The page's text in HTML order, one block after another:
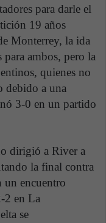
para darle el
19 años
Monterrey, la ida
ambos, pero la
quienes no
debido a una
3-0 en un partido
dirigió a River a
la final contra
un encuentro
2 en La
se